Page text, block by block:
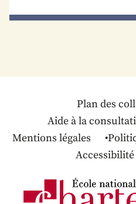
Plan des
Aide à la
Mentions légales
Accessibilité